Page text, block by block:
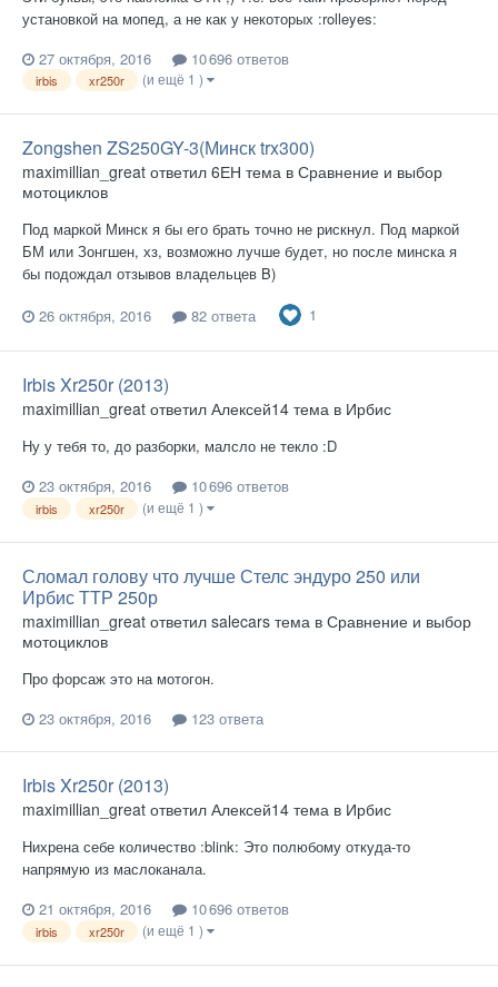
установкой на мопед, а не как у некоторых :rolleyes:
27 октября, 2016
10 696 ответов
irbis xr250r (и ещё 1 )
Zongshen ZS250GY-3(Минск trx300)
maximillian_great ответил 6ЕН тема в Сравнение и выбор
мотоциклов
Под маркой Минск я бы его брать точно не рискнул. Под маркой
БМ или Зонгшен, хз, возможно лучше будет, но после минска я
бы подождал отзывов владельцев B)
26 октября, 2016
82 ответа 1
Irbis Xr250r (2013)
maximillian_great ответил Алексей14 тема в Ирбис
Ну у тебя то, до разборки, малсло не текло :D
23 октября, 2016
10 696 ответов
irbis xr250r (и ещё 1 )
Сломал голову что лучше Стелс эндуро 250 или
Ирбис ТТР 250р
maximillian_great ответил salecars тема в Сравнение и выбор
мотоциклов
Про форсаж это на мотогон.
23 октября, 2016
123 ответа
Irbis Xr250r (2013)
maximillian_great ответил Алексей14 тема в Ирбис
Нихрена себе количество :blink: ​Это полюбому откуда-то
напрямую из маслоканала.
21 октября, 2016
10 696 ответов
irbis xr250r (и ещё 1 )